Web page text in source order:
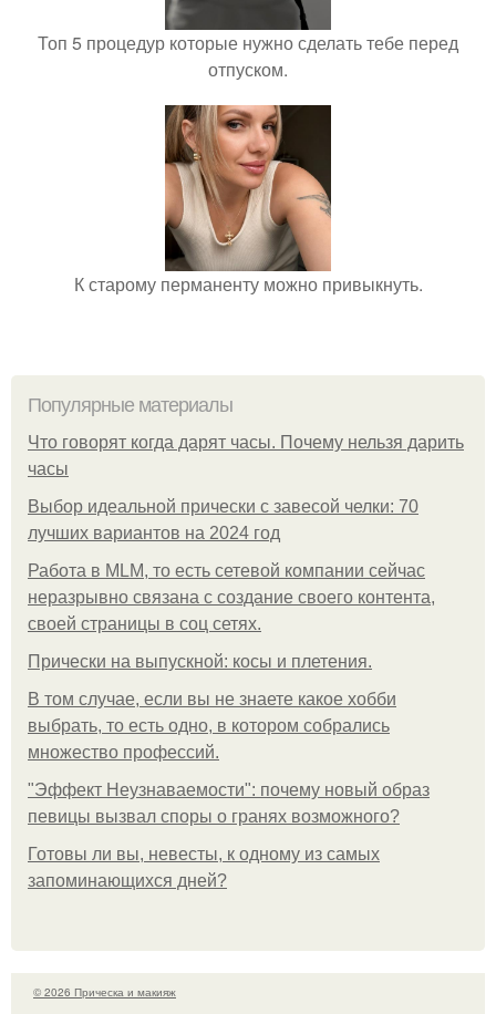
Топ 5 процедур которые нужно сделать тебе перед
отпуском.
К старому перманенту можно привыкнуть.
Популярные материалы
Что говорят когда дарят часы. Почему нельзя дарить
часы
Выбор идеальной прически с завесой челки: 70
лучших вариантов на 2024 год
Работа в MLM, то есть сетевой компании сейчас
неразрывно связана с создание своего контента,
своей страницы в соц сетях.
Прически на выпускной: косы и плетения.
В том случае, если вы не знаете какое хобби
выбрать, то есть одно, в котором собрались
множество профессий.
"Эффект Неузнаваемости": почему новый образ
певицы вызвал споры о гранях возможного?
Готовы ли вы, невесты, к одному из самых
запоминающихся дней?
© 2026 Прическа и макияж